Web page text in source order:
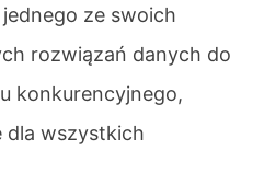
jednego ze swoich
rozwiązań danych do
konkurencyjnego,
dla wszystkich